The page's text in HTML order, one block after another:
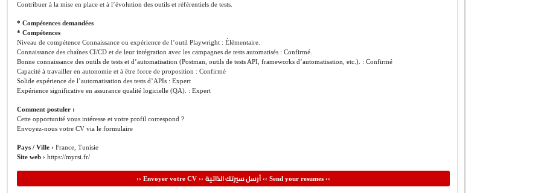
Contribuer à la mise en place et à l’évolution des outils et référentiels de tests.
* Compétences demandées
* Compétences
Niveau de compétence Connaissance ou expérience de l’outil Playwright : Élémentaire.
Connaissance des chaînes CI/CD et de leur intégration avec les campagnes de tests automatisés : Confirmé.
Bonne connaissance des outils de tests et d’automatisation (Postman, outils de tests API, frameworks d’automatisation, etc.). : Confirmé
Capacité à travailler en autonomie et à être force de proposition : Confirmé
Solide expérience de l’automatisation des tests d’APIs : Expert
Expérience significative en assurance qualité logicielle (QA). : Expert
Comment postuler :
Cette opportunité vous intéresse et votre profil correspond ?
Envoyez-nous votre CV via le formulaire
Pays / Ville › France, Tunisie
Site web › https://myrsi.fr/
›› Envoyer votre CV ›› أرسل سيرتك الذاتية‹‹ Send your resumes ‹‹